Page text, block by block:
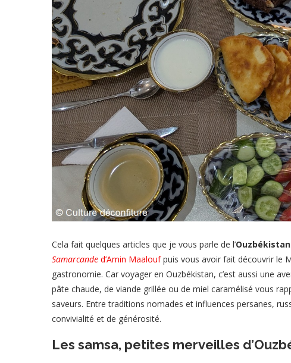
Cela fait quelques articles que je vous parle de l’Ouzbékistan
Samarcande d’Amin Maaloufpuis vous avoir fait découvrir le
gastronomie. Car voyager en Ouzbékistan, c’est aussi une
pâte chaude, de viande grillée ou de miel caramélisé vous
saveurs. Entre traditions nomades et influences persanes,
convivialité et de générosité.
Les samsa, petites merveilles